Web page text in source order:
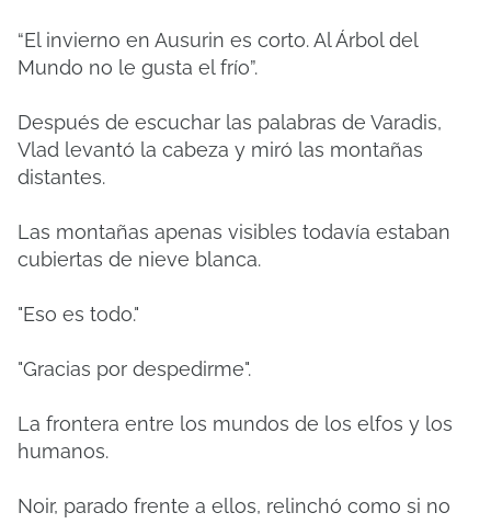
“El invierno en Ausurin es corto. Al Árbol del
Mundo no le gusta el frío”.
Después de escuchar las palabras de Varadis,
Vlad levantó la cabeza y miró las montañas
distantes.
Las montañas apenas visibles todavía estaban
cubiertas de nieve blanca.
"Eso es todo."
"Gracias por despedirme".
La frontera entre los mundos de los elfos y los
humanos.
Noir, parado frente a ellos, relinchó como si no